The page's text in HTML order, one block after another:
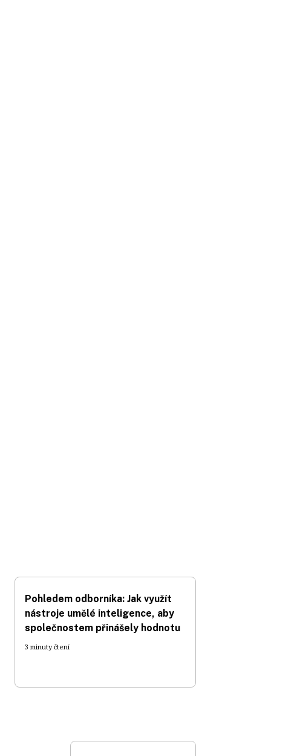
Pohledem odborníka: Jak využít
nástroje umělé inteligence, aby
společnostem přinášely hodnotu
3 minuty čtení